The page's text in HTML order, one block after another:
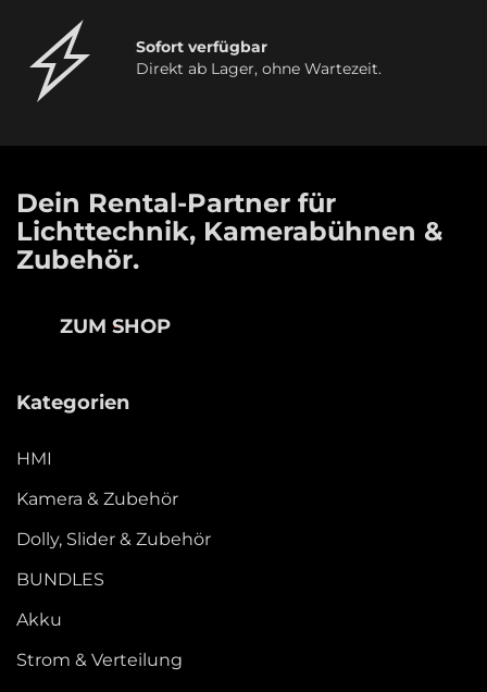
Sofort verfügbar
Direkt ab Lager, ohne Wartezeit.
Dein Rental-Partner für
Lichttechnik, Kamerabühnen &
Zubehör.
ZUM SHOP
Kategorien
HMI
Kamera & Zubehör
Dolly, Slider & Zubehör
BUNDLES
Akku
Strom & Verteilung